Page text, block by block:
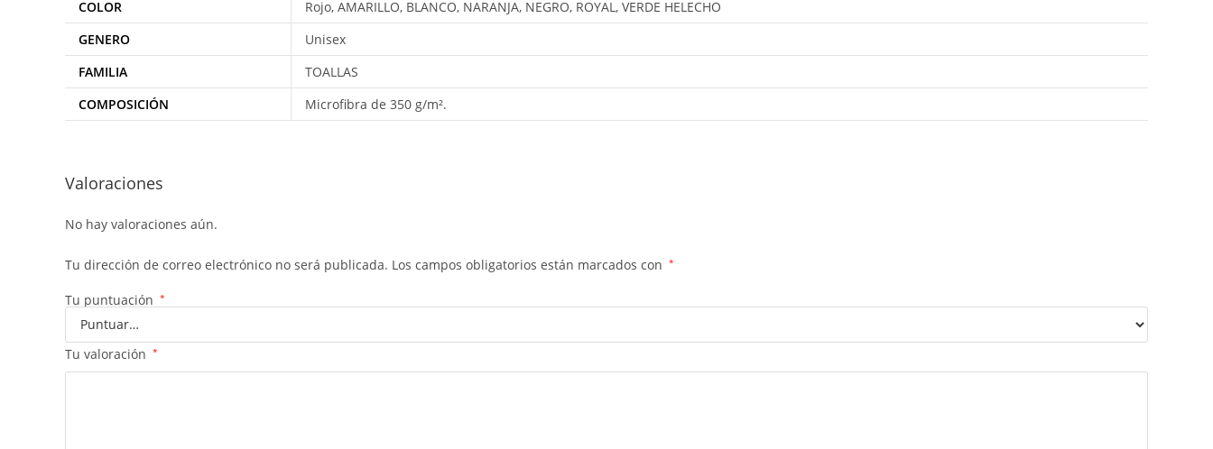
COLOR
Rojo, AMARILLO, BLANCO, NARANJA, NEGRO, ROYAL, VERDE HELECHO
GENERO
Unisex
FAMILIA
TOALLAS
COMPOSICIÓN
Microfibra de 350 g/m².
Valoraciones
No hay valoraciones aún.
Tu dirección de correo electrónico no será publicada. Los campos obligatorios están marcados con *
Tu puntuación *
Tu valoración *